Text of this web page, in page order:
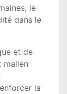
le
dans le
et de
malien
la